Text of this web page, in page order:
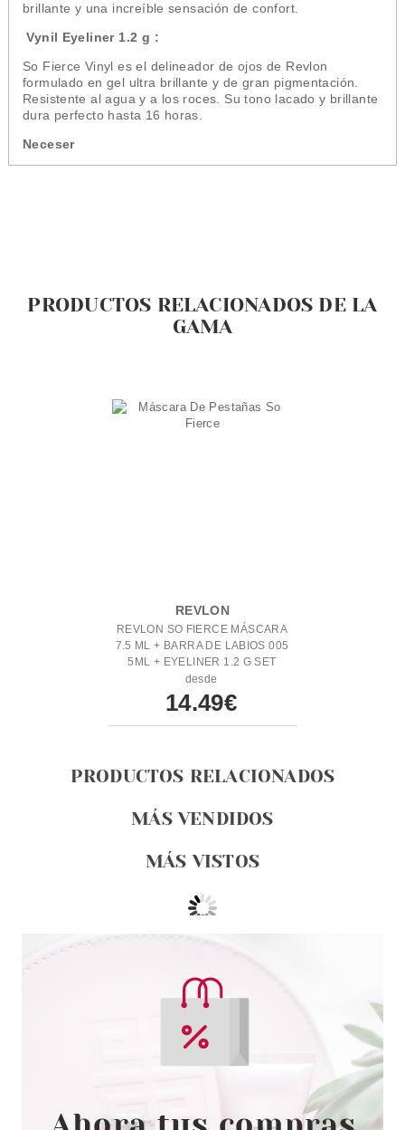
brillante y una increíble sensación de confort.
Vynil Eyeliner 1.2 g :
So Fierce Vinyl es el delineador de ojos de Revlon
formulado en gel ultra brillante y de gran pigmentación.
Resistente al agua y a los roces. Su tono lacado y brillante
dura perfecto hasta 16 horas.
Neceser
PRODUCTOS RELACIONADOS DE LA
GAMA
REVLON
REVLON SO FIERCE MÁSCARA
7.5 ML + BARRA DE LABIOS 005
5ML + EYELINER 1.2 G SET
REGALO
desde
14.49€
PRODUCTOS RELACIONADOS
MÁS VENDIDOS
MÁS VISTOS
REVLON